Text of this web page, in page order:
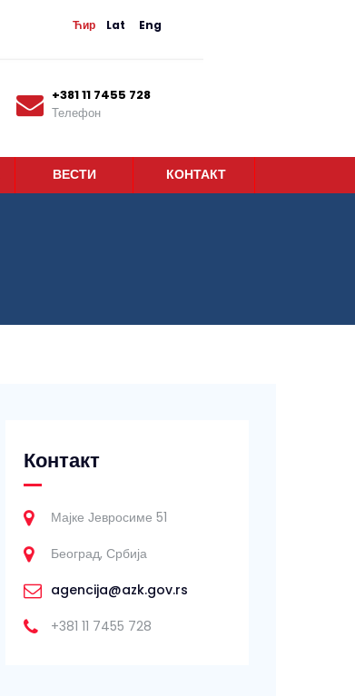
Ћир Lat Eng
+381 11 7455 728
Телефон
ВЕСТИ КОНТАКТ
Контакт
Мајке Јевросиме 51
Београд, Србија
agencija@azk.gov.rs
+381 11 7455 728